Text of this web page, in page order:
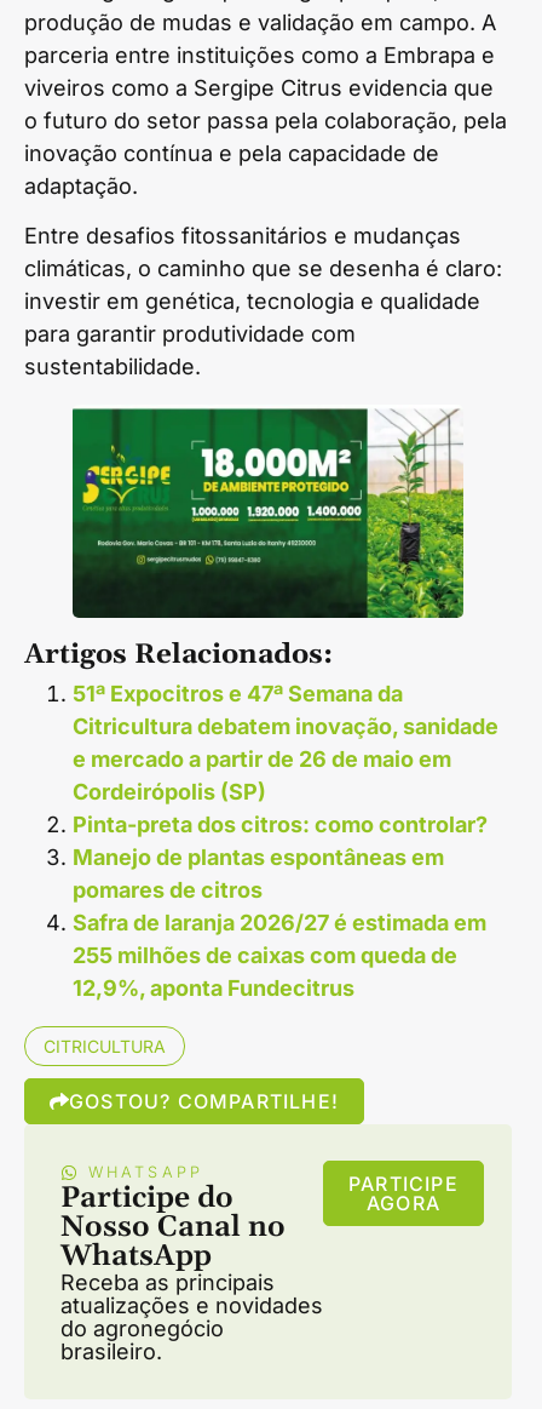
produção de mudas e validação em campo. A
parceria entre instituições como a Embrapa e
viveiros como a Sergipe Citrus evidencia que
o futuro do setor passa pela colaboração, pela
inovação contínua e pela capacidade de
adaptação.
Entre desafios fitossanitários e mudanças
climáticas, o caminho que se desenha é claro:
investir em genética, tecnologia e qualidade
para garantir produtividade com
sustentabilidade.
Artigos Relacionados:
51ª Expocitros e 47ª Semana da
Citricultura debatem inovação, sanidade
e mercado a partir de 26 de maio em
Cordeirópolis (SP)
Pinta-preta dos citros: como controlar?
Manejo de plantas espontâneas em
pomares de citros
Safra de laranja 2026/27 é estimada em
255 milhões de caixas com queda de
12,9%, aponta Fundecitrus
CITRICULTURA
GOSTOU? COMPARTILHE!
WHATSAPP
Participe do
Nosso Canal no
WhatsApp
Receba as principais
atualizações e novidades
do agronegócio
brasileiro.
PARTICIPE
AGORA